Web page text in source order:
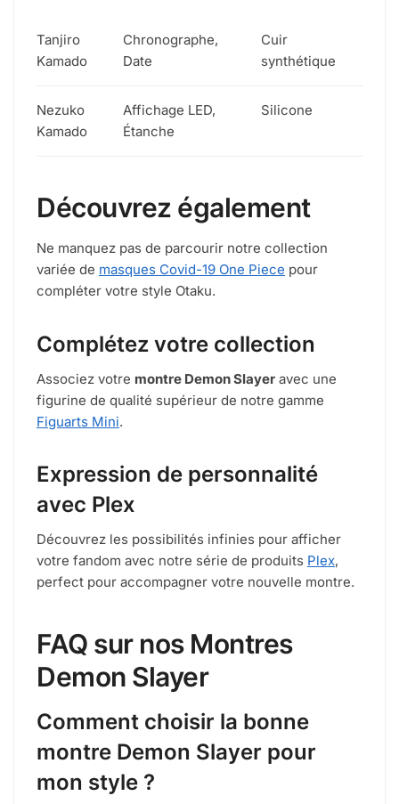
Tanjiro
Kamado
Chronographe,
Date
Cuir
synthétique
Nezuko
Kamado
Affichage LED,
Étanche
Silicone
Découvrez également
Ne manquez pas de parcourir notre collection
variée de masques Covid-19 One Piece pour
compléter votre style Otaku.
Complétez votre collection
Associez votre montre Demon Slayer avec une
figurine de qualité supérieur de notre gamme
Figuarts Mini.
Expression de personnalité
avec Plex
Découvrez les possibilités infinies pour afficher
votre fandom avec notre série de produits Plex,
perfect pour accompagner votre nouvelle montre.
FAQ sur nos Montres
Demon Slayer
Comment choisir la bonne
montre Demon Slayer pour
mon style ?